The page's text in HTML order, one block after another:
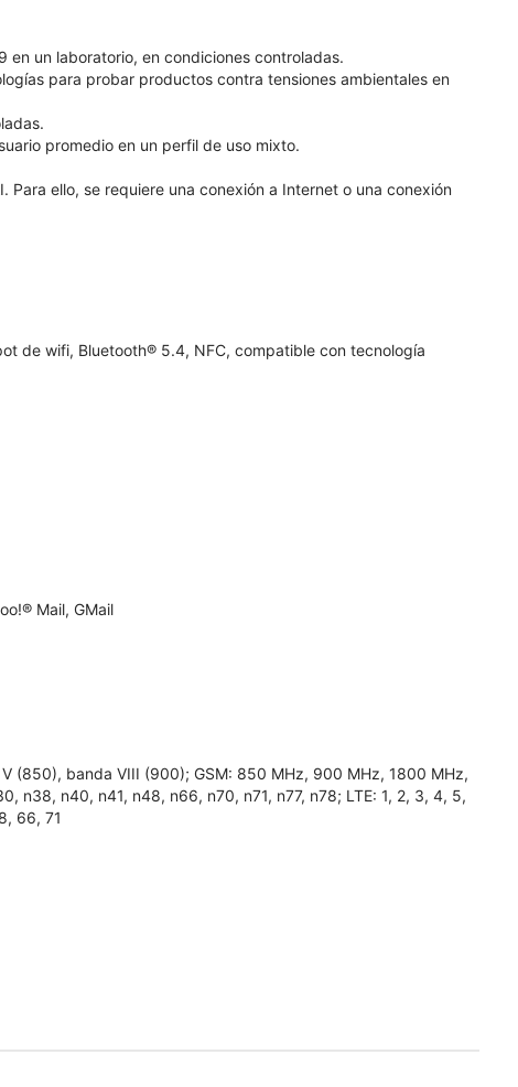
en un laboratorio, en condiciones controladas.
para probar productos contra tensiones ambientales en
promedio en un perfil de uso mixto.
ello, se requiere una conexión a Internet o una conexión
de wifi, Bluetooth® 5.4, NFC, compatible con tecnología
Mail, GMail
(850), banda VIII (900); GSM: 850 MHz, 900 MHz, 1800 MHz,
n38, n40, n41, n48, n66, n70, n71, n77, n78; LTE: 1, 2, 3, 4, 5,
66, 71